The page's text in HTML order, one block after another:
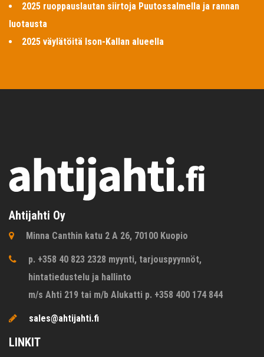
2025 ruoppauslautan siirtoja Puutossalmella ja rannan
luotausta
2025 väylätöitä Ison-Kallan alueella
Ahtijahti Oy
Minna Canthin katu 2 A 26, 70100 Kuopio
p. +358 40 823 2328 myynti, tarjouspyynnöt,
hintatiedustelu ja hallinto
m/s Ahti 219 tai m/b Alukatti p. +358 400 174 844
sales@ahtijahti.fi
LINKIT